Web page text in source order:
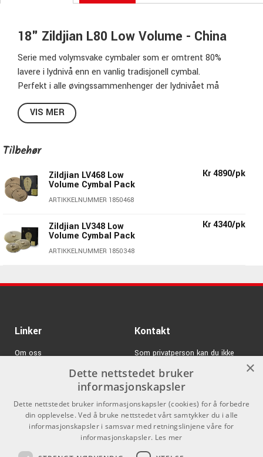
18" Zildjian L80 Low Volume - China
Serie med volymsvake cymbaler som er omtrent 80%
lavere i lydnivå enn en vanlig tradisjonell cymbal.
Perfekt i alle øvingssammenhenger der lydnivået må
reduseres.
Fungerer også utmerket sammen med for eksempel en
kombinasjoner.
Spesifikasjon:
Størrelse:
Type:China
Modellbetegnelse:LV8018CH-S
Pris per stk
L80 - Øvingscybaler med større bruksområde
L80 Low Volume er en serie med cymbaler som har små
perforerte hull for å redusere lyden betydelig. Dette gjør at
disse høres ut som ca 80% av hva en vanlig cymbal gjør.
Ytan er deretter sandblåst for å fjerne de høyeste
frekvensene i klangen samt for å oppnå en litt mer doven
VIS MER
Tilbehør
Zildjian LV468 Low
Volume Cymbal Pack
ARTIKKELNUMMER 1850468
Kr 4890/pk
Zildjian LV348 Low
Volume Cymbal Pack
ARTIKKELNUMMER 1850348
Kr 4340/pk
Linker
Om oss
GDPR & Cookies
Kontakt
Som privatperson kan du ikke
kjøpe på denne nettsiden, alt salg
skjer gjennom våre forhandlere.
info@emnordic.no
×
Dette nettstedet bruker
informasjonskapsler
Dette nettstedet bruker informasjonskapsler (cookies) for å forbedre
din opplevelse. Ved å bruke nettstedet vårt samtykker du i alle
informasjonskapsler i samsvar med retningslinjene våre for
informasjonskapsler. Les mer